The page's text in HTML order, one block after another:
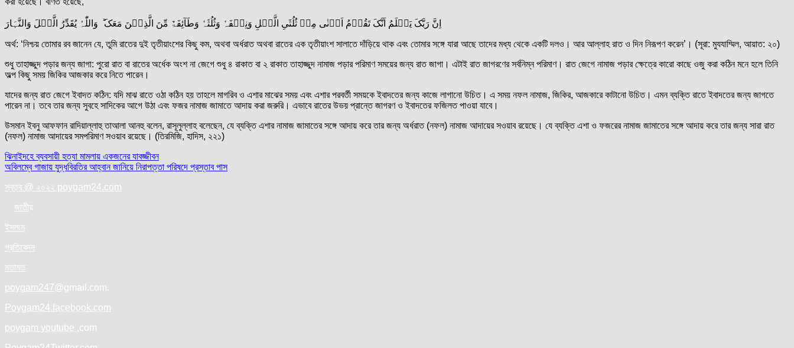
اِنَّ رَبَّکَ یَعۡلَمُ اَنَّکَ تَقُوۡمُ اَدۡنٰی مِنۡ ثُلُثَیِ الَّیۡلِ وَنِصۡفَہٗ وَثُلُثَہٗ وَطَآئِفَۃٌ مِّنَ الَّذِیۡنَ مَعَکَ ؕ وَاللّٰہُ یُقَدِّرُ الَّیۡلَ وَالنَّہَارَ
অর্থ: ‘নিশ্চয় তোমার রব জানেন যে, তুমি রাতের দুই তৃতীয়াংশের কিছু কম, অথবা অর্ধরাত অথবা রাতের এক তৃতীয়াংশ সালাতে দাঁড়িয়ে থাক এবং তোমার সঙ্গে যারা আছে তাদের মধ্য থেকে একটি দলও। আর আল্লাহ রাত ও দিন নিরূপণ করেন’। (সূরা: মুযযাম্মিল, আয়াত: ২০)
শুধু তাহাজ্জুদ পড়ার জন্য জাগা: পুরো রাত বা রাতের অর্ধেক অংশ না জেগে শুধু ৪ রাকাত বা ২ রাকাত তাহাজ্জুদ নামাজ পড়ার পরিমাণ সময়ের জন্য রাত জাগা। এটাই রাত জাগরণের সর্বনিম্ন পরিমাণ। রাত জেগে নামাজ পড়ার ক্ষেত্রে কারো কাছে ওজু করা কঠিন মনে হলে তিনি
অল্প কিছু সময় জিকির আজকার করে নিতে পারেন।
যাদের জন্য রাত জেগে ইবাদত কঠিন: যদি মাঝ রাতে ওঠা কঠিন হয় তাহলে মাগরিব ও এশার মাঝের সময় এবং এশার পরবর্তী সময়কে ইবাদতের জন্য কাজে লাগানো উচিত। এ সময় নফল নামাজ, জিকির, আজকারে কাটানো উচিত। এমন ব্যক্তি রাতে ইবাদতের জন্য জাগতে
পারেন না। তবে তার জন্য সুবহে সাদিকের আগে উঠা এবং ফজর নামাজ জামাতে আদায় করা জরুরি। এভাবে রাতের উভয় প্রান্তে জাগরণ ও ইবাদতের ফজিলত পাওয়া যাবে।
উসমান ইবনু আফফান রাদিয়াল্লাহু তাআলা আনহু বলেন, রাসূলুল্লাহ বলেছেন, যে ব্যক্তি এশার নামাজ জামাতের সঙ্গে আদায় করে তার জন্য অর্ধরাত (নফল) নামাজ আদায়ের সওয়াব রয়েছে। যে ব্যক্তি এশা ও ফজরের নামাজ জামাতের সঙ্গে আদায় করে তার জন্য সারা রাত
(নফল) নামাজ আদায়ের সমপরিমাণ সওয়াব রয়েছে। (তিরমিজি, হাদিস, ২২১)
Post
navigation
ঝিনাইদহে ব্যবসায়ী হত্যা মামলায় একজনের যাবজ্জীবন
অবিলম্বে গাজায় যুদ্ধবিরতির আহ্বান জানিয়ে নিরাপত্তা পরিষদে প্রস্তাব পাস
স্বত্ব @ ২০২২ poygam24.com
জাতীয়
ইসলাম
প্রতিবেদন
মতামত
poygam247@gmail.com.
Poygam24.facebook.com
poygam youtube ,com